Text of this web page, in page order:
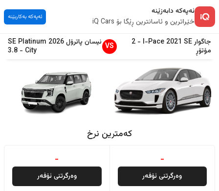
ئەپەکە دابەزێنە
خێراترین و ئاسانترین ڕێگا بۆ iQ Cars
ئەپەکە بەکاربێنە
جاگوار I-Pace 2021 SE
-
2
مۆتۆڕ
VS نیسان پاترۆل2026
SE Platinum
City
-
3.8
کەمترین نرخ
-
وەرگرتنی ئۆفەر
-
وەرگرتنی ئۆفەر